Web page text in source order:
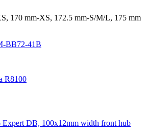
170 mm-XS, 172.5 mm-S/M/L, 175 mm
BB72-41B
R8100
Expert DB, 100x12mm width front hub